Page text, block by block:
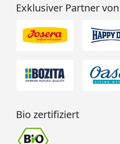
Exklusiver Partner von
Bio zertifiziert